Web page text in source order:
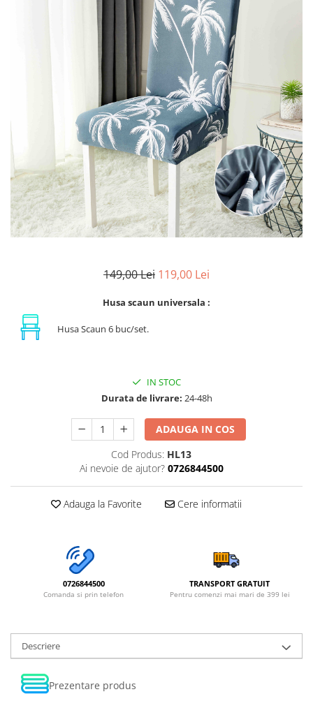
Lenjerii Creponate
Lenjerii de finet Iprimate Digital
Lenjerii de pat Bumbac 100%
Lenjerii de pat Finet + 2 Draperii
Lenjerii de pat Saten 4 piese cu
elastic
149,00 Lei 119,00 Lei
Husa scaun universala :
Husa Scaun 6 buc/set.
IN STOC
Durata de livrare: 24-48h
ADAUGA IN COS
Cod Produs: HL13
Ai nevoie de ajutor? 0726844500
Adauga la Favorite Cere informatii
0726844500
Comanda si prin telefon
TRANSPORT GRATUIT
Pentru comenzi mai mari de 399 lei
Descriere
Prezentare produs